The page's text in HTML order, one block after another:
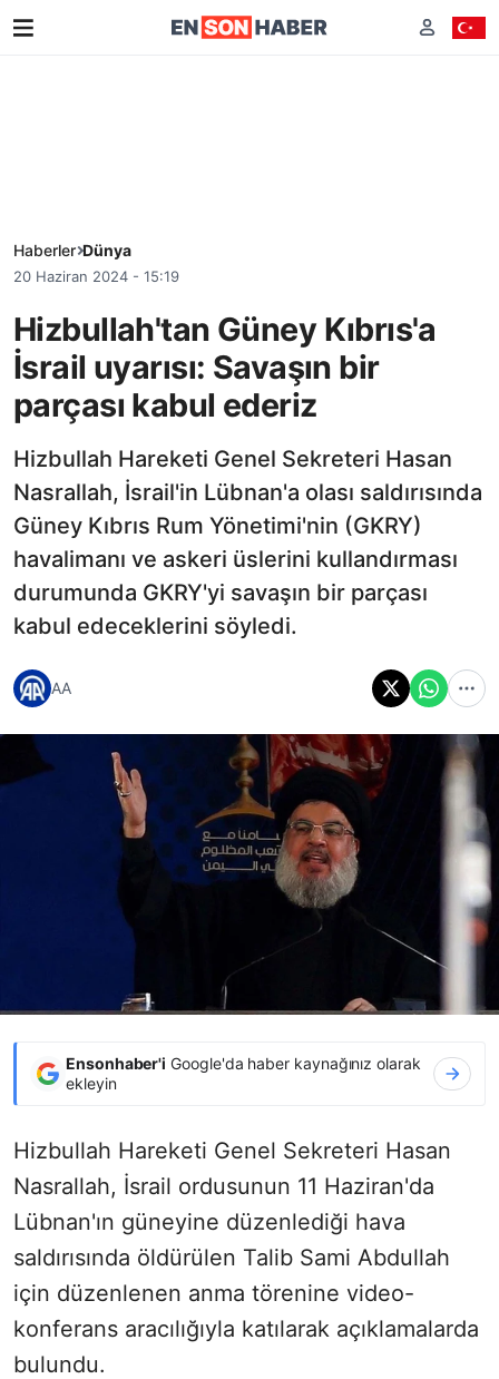
Haberler Dünya
20 Haziran 2024 - 15:19
Hizbullah'tan Güney Kıbrıs'a
İsrail uyarısı: Savaşın bir
parçası kabul ederiz
Hizbullah Hareketi Genel Sekreteri Hasan
Nasrallah, İsrail'in Lübnan'a olası saldırısında
Güney Kıbrıs Rum Yönetimi'nin (GKRY)
havalimanı ve askeri üslerini kullandırması
durumunda GKRY'yi savaşın bir parçası
kabul edeceklerini söyledi.
AA
Ensonhaber'i Google'da haber kaynağınız olarak
ekleyin
Hizbullah Hareketi Genel Sekreteri Hasan
Nasrallah, İsrail ordusunun 11 Haziran'da
Lübnan'ın güneyine düzenlediği hava
saldırısında öldürülen Talib Sami Abdullah
için düzenlenen anma törenine video-
konferans aracılığıyla katılarak açıklamalarda
bulundu.